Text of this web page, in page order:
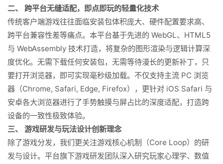
二、 跨平台无缝适配，即点即玩的轻量化技术
传统客户端游戏往往面临安装包体积庞大、硬件配置要求高、
跨平台兼容性差等痛点。本平台基于先进的 WebGL、HTML5
与 WebAssembly 技术打造，将复杂的图形渲染与逻辑计算深
度优化。无需下载任何安装包，无需等待漫长的更新补丁，只
要打开浏览器，即可实现毫秒级加载。不仅支持主流 PC 浏览
器（Chrome, Safari, Edge, Firefox），更针对 iOS Safari 与
安卓各大浏览器进行了手势触摸与屏占比的深度适配，打造跨
设备的一致性极致体验。
三、 游戏研发与玩法设计创新理念
除了游戏分发，我们更关注游戏核心机制（Core Loop）的研
发与设计。平台旗下游戏研发团队深入研究玩家心理学、数值